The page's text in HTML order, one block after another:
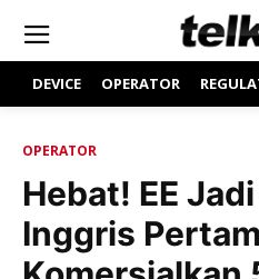
DEVICE OPERATOR
OPERATOR
Hebat! EE
Inggris